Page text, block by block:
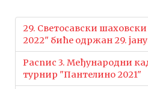
29. Светосавски
2022" биће одржан 29.
Распис 3. Међународни
турнир "Пантелино 2021"